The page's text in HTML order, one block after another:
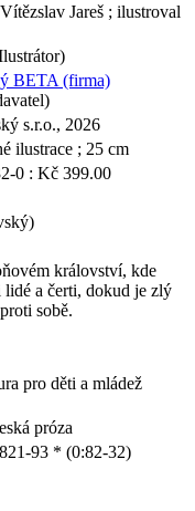
Jareš ; ilustroval
BETA (firma)
s.r.o., 2026
ilustrace ; 25 cm
0 : Kč 399.00
království, kde
lidé a čerti, dokud je zlý
sobě.
pro děti a mládež
próza
93 * (0:82-32)